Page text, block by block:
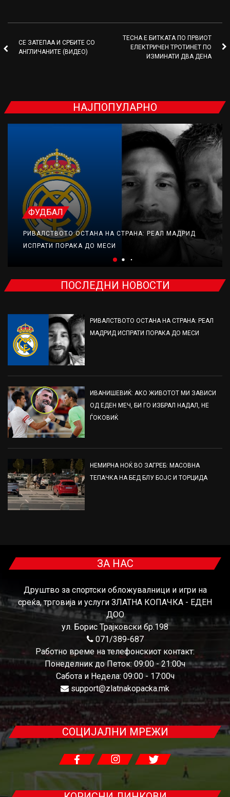
СЕ ЗАТЕПАА И СРБИТЕ СО
АНГЛИЧАНИТЕ (ВИДЕО)
ТЕСНА Е БИТКАТА ПО ПРВИОТ
ЕЛЕКТРИЧЕН ТРОТИНЕТ ПО
ИЗМИНАТИ ДВА ДЕНА
НАЈПОПУЛАРНО
ФУДБАЛ
РИВАЛСТВОТО ОСТАНА НА СТРАНА: РЕАЛ МАДРИД
ИСПРАТИ ПОРАКА ДО МЕСИ
ПОСЛЕДНИ НОВОСТИ
РИВАЛСТВОТО ОСТАНА НА СТРАНА: РЕАЛ
МАДРИД ИСПРАТИ ПОРАКА ДО МЕСИ
ИВАНИШЕВИЌ: АКО ЖИВОТОТ МИ ЗАВИСИ
ОД ЕДЕН МЕЧ, БИ ГО ИЗБРАЛ НАДАЛ, НЕ
ЃОКОВИЌ
НЕМИРНА НОЌ ВО ЗАГРЕБ: МАСОВНА
ТЕПАЧКА НА БЕД БЛУ БОЈС И ТОРЦИДА
ЗА НАС
Друштво за спортски обложувалници и игри на
среќа, трговија и услуги ЗЛАТНА КОПАЧКА - ЕДЕН
ДОО
ул. Борис Трајковски бр.198
071/389-687
Работно време на телефонскиот контакт:
Понеделник до Петок: 09:00 - 21:00ч
Сабота и Недела: 09:00 - 17:00ч
support@zlatnakopacka.mk
СОЦИЈАЛНИ МРЕЖИ